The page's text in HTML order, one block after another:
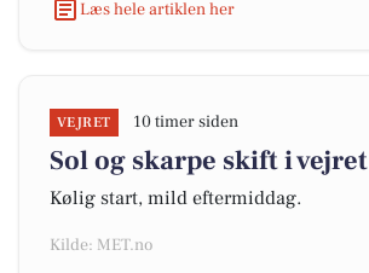
Læs hele artiklen her
VEJRET 10 timer siden
Sol og skarpe skift i vejret
Kølig start, mild eftermiddag.
Kilde: MET.no